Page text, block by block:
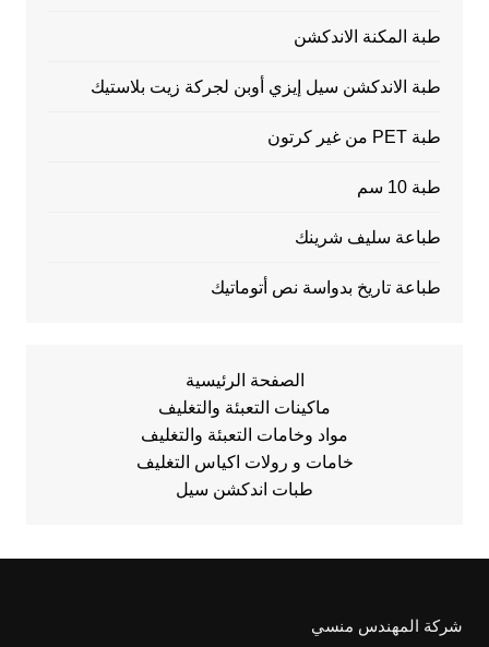
طبة المكنة الاندكشن
طبة الاندكشن سيل إيزي أوبن لجركة زيت بلاستيك
طبة PET من غير كرتون
طبة 10 سم
طباعة سليف شرينك
طباعة تاريخ بدواسة نص أتوماتيك
الصفحة الرئيسية
ماكينات التعبئة والتغليف
مواد وخامات التعبئة والتغليف
خامات و رولات اكياس التغليف
طبات اندكشن سيل
شركة المهندس منسي